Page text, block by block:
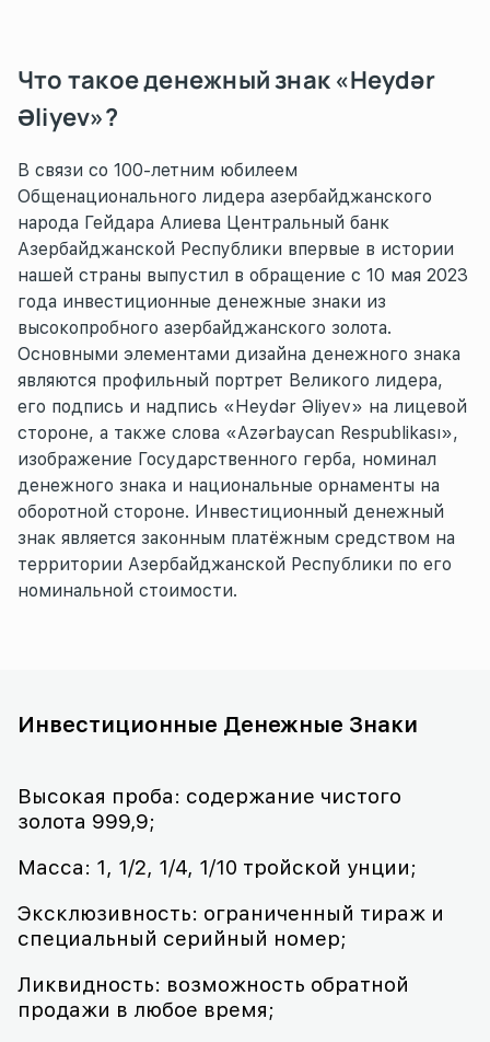
Что такое денежный знак «Heydər
Əliyev»?
В связи со 100-летним юбилеем
Общенационального лидера азербайджанского
народа Гейдара Алиева Центральный банк
Азербайджанской Республики впервые в истории
нашей страны выпустил в обращение с 10 мая 2023
года инвестиционные денежные знаки из
высокопробного азербайджанского золота.
Основными элементами дизайна денежного знака
являются профильный портрет Великого лидера,
его подпись и надпись «Heydər Əliyev» на лицевой
стороне, а также слова «Azərbaycan Respublikası»,
изображение Государственного герба, номинал
денежного знака и национальные орнаменты на
оборотной стороне. Инвестиционный денежный
знак является законным платёжным средством на
территории Азербайджанской Республики по его
номинальной стоимости.
Инвестиционные Денежные Знаки
Высокая проба: содержание чистого
золота 999,9;
Масса: 1, 1/2, 1/4, 1/10 тройской унции;
Эксклюзивность: ограниченный тираж и
специальный серийный номер;
Ликвидность: возможность обратной
продажи в любое время;